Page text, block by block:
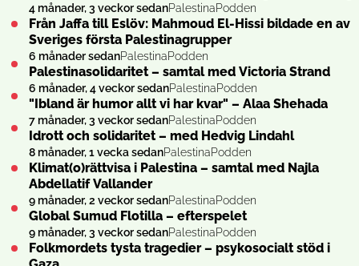
4 månader, 3 veckor sedanPalestinaPodden
Från Jaffa till Eslöv: Mahmoud El-Hissi bildade en av
Sveriges första Palestinagrupper
6 månader sedanPalestinaPodden
Palestinasolidaritet – samtal med Victoria Strand
6 månader, 4 veckor sedanPalestinaPodden
"Ibland är humor allt vi har kvar" – Alaa Shehada
7 månader, 3 veckor sedanPalestinaPodden
Idrott och solidaritet – med Hedvig Lindahl
8 månader, 1 vecka sedanPalestinaPodden
Klimat(o)rättvisa i Palestina – samtal med Najla
Abdellatif Vallander
9 månader, 2 veckor sedanPalestinaPodden
Global Sumud Flotilla – efterspelet
9 månader, 3 veckor sedanPalestinaPodden
Folkmordets tysta tragedier – psykosocialt stöd i